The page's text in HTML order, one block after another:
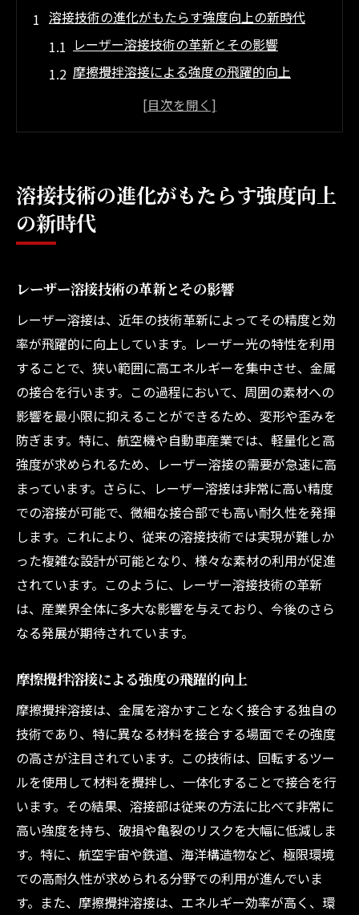
溶接技術の進化がもたらす強度向上の新時代
レーザー溶接技術の革新とその影響
摩擦攪拌溶接による強度の飛躍的向上
最新技術で実現する溶接品質の向上
ーチ
溶接強度の向上がもたらす安全性の確保
レーザー溶接がもたらす設計の自由度
建築物の美観と機能性を両立するレーザー
溶接
レーザー溶接と他の技術の組み合わせによ
る効果
未来の建築におけるレーザー溶接の役割
レーザー溶接の利点とその適用範囲
レーザー溶接が変える建築プロセス
摩擦攪拌溶接で実現する持続可能な建築
持続可能性を高める摩擦攪拌溶接の特性
環境に優しい摩擦攪拌溶接の技術的進化
摩擦攪拌溶接による資源の最適利用
摩擦攪拌溶接がもたらす長寿命構造
未来の持続可能な建築における溶接の役割
最新溶接技術が安全性を支える理由
溶接品質の向上がもたらす安全性の確保
建築物の耐震性を向上させる溶接技術
最新技術の導入と安全基準の強化
溶接安全性向上のための技術的進化
溶接技術と安全性の相乗効果
溶接強度を高めるための技術とその実際
溶接強度を最大化するための最新技術
溶接技術の進化がもたらす強度向上
の新時代
レーザー溶接技術の革新とその影響
レーザー溶接は、近年の技術革新によってその精度と効
率が飛躍的に向上しています。レーザー光の特性を利用
することで、狭い範囲に高エネルギーを集中させ、金属
の接合を行います。この過程において、周囲の素材への
影響を最小限に抑えることができるため、変形や歪みを
防ぎます。特に、航空機や自動車産業では、軽量化と高
強度が求められるため、レーザー溶接の需要が急速に高
まっています。さらに、レーザー溶接は非常に高い精度
での溶接が可能で、微細な接合部でも高い耐久性を発揮
します。これにより、従来の溶接技術では実現が難しか
った複雑な設計が可能となり、様々な素材の利用が促進
されています。このように、レーザー溶接技術の革新
は、産業界全体に多大な影響を与えており、今後のさら
なる発展が期待されています。
摩擦攪拌溶接による強度の飛躍的向上
摩擦攪拌溶接は、金属を溶かすことなく接合する独自の
技術であり、特に異なる材料を接合する場面でその強度
の高さが注目されています。この技術は、回転するツー
ルを使用して材料を攪拌し、一体化することで接合を行
います。その結果、溶接部は従来の方法に比べて非常に
高い強度を持ち、破損や亀裂のリスクを大幅に低減しま
す。特に、航空宇宙や鉄道、海洋構造物など、極限環境
での高耐久性が求められる分野での利用が進んでいま
す。また、摩擦攪拌溶接は、エネルギー効率が高く、環